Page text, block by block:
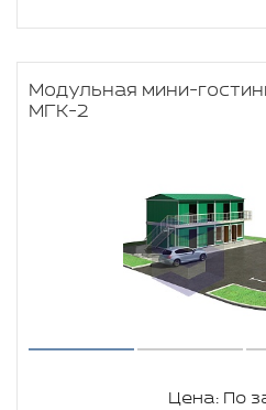
Модульная мини-
МГК-2
Цена: По